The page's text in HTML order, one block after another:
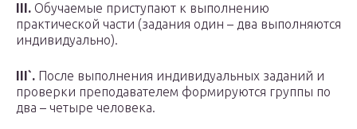
III. Обучаемые приступают к выполнению
практической части (задания один – два выполняются
индивидуально).
III`. После выполнения индивидуальных заданий и
проверки преподавателем формируются группы по
два – четыре человека.